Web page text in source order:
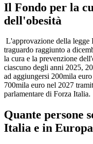
Il Fondo per la
dell'obesità
L'approvazione della legge
traguardo raggiunto a
la cura e la prevenzione
ciascuno degli anni 2025,
ad aggiungersi 200mila
700mila euro nel 2027
parlamentare di Forza Italia.
Quante persone
Italia e in Europa